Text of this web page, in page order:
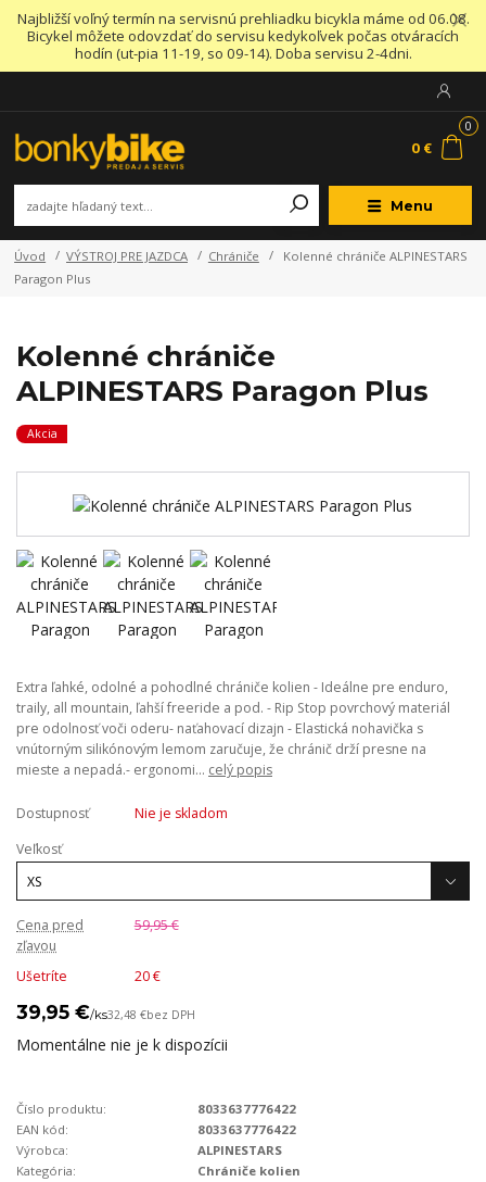
Najbližší voľný termín na servisnú prehliadku bicykla máme od 06.08.
Bicykel môžete odovzdať do servisu kedykoľvek počas otváracích
hodín (ut-pia 11-19, so 09-14). Doba servisu 2-4dni.
Menu
0
0 €
Úvod VÝSTROJ PRE JAZDCA Chrániče
Kolenné chrániče ALPINESTARS
Paragon Plus
Kolenné chrániče
ALPINESTARS Paragon Plus
Akcia
Extra ľahké, odolné a pohodlné chrániče kolien - Ideálne pre enduro,
traily, all mountain, ľahší freeride a pod. - Rip Stop povrchový materiál
pre odolnosť voči oderu- naťahovací dizajn - Elastická nohavička s
vnútorným silikónovým lemom zaručuje, že chránič drží presne na
mieste a nepadá.- ergonomi... celý popis
Dostupnosť
Nie je skladom
Veľkosť
Cena pred
zľavou
59,95 €
Ušetríte 20 €
39,95 €/ks32,48 €bez DPH
Momentálne nie je k dispozícii
Číslo produktu:
8033637776422
EAN kód:
8033637776422
Výrobca:
ALPINESTARS
Kategória:
Chrániče kolien